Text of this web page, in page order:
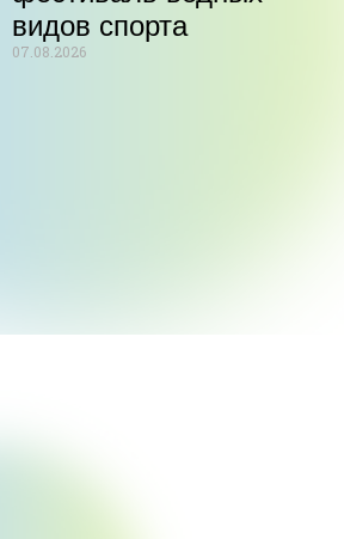
видов спорта
07.08.2026